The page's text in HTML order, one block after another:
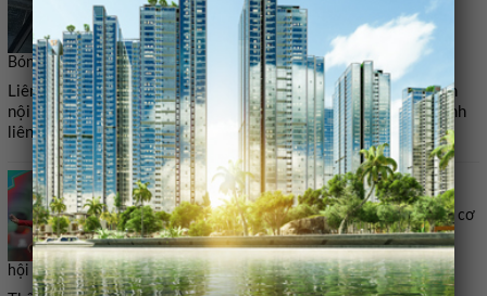
Bóng đá Malaysia: Án kỷ luật được áp đặt ‘không tương xứng’
Liên đoàn Bóng đá Malaysia (FAM) xác nhận đã nhận được phần
nội dung quyết định do Tòa án Trọng tài Thể thao (CAS) ban hành
liên quan đến vụ việc 7 cầu thủ nhập tịch không đúng quy định.
Thua Đài Bắc Trung Hoa, tuyển nữ Việt Nam lỡ cơ
hội vươn lên đầu bảng